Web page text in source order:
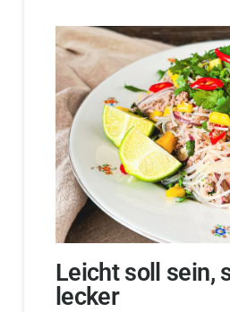
Leicht soll sein,
lecker